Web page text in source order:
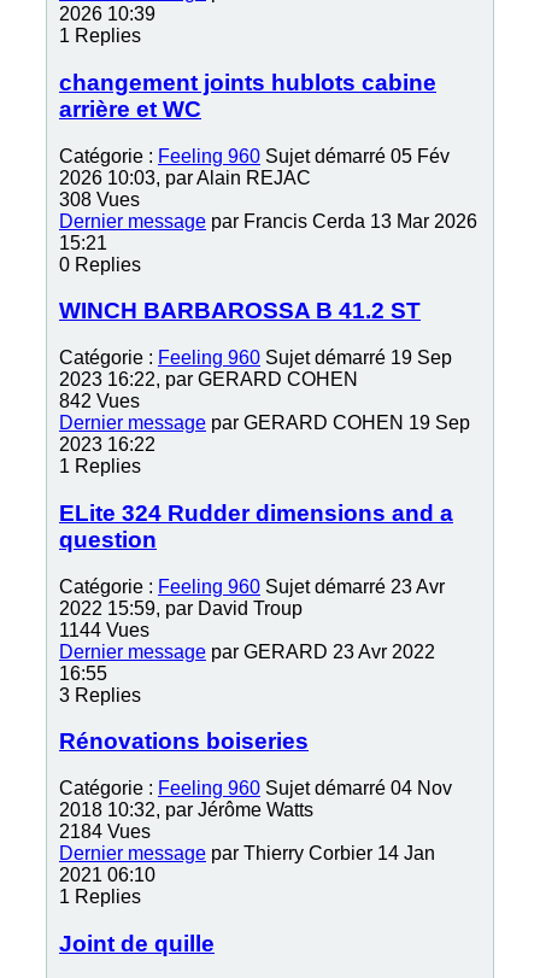
2026 10:39
1 Replies
changement joints hublots cabine
arrière et WC
Catégorie : Feeling 960 Sujet démarré 05 Fév
2026 10:03, parAlain REJAC
308 Vues
Dernier message par Francis Cerda 13 Mar 2026
15:21
0 Replies
WINCH BARBAROSSA B 41.2 ST
Catégorie : Feeling 960 Sujet démarré 19 Sep
2023 16:22, par GERARD COHEN
842 Vues
Dernier message par GERARD COHEN 19 Sep
2023 16:22
1 Replies
ELite 324 Rudder dimensions and a
question
Catégorie : Feeling 960 Sujet démarré 23 Avr
2022 15:59, par David Troup
1144 Vues
Dernier message par GERARD 23 Avr 2022
16:55
3 Replies
Rénovations boiseries
Catégorie : Feeling 960 Sujet démarré 04 Nov
2018 10:32, par Jérôme Watts
2184 Vues
Dernier message par Thierry Corbier 14 Jan
2021 06:10
1 Replies
Joint de quille